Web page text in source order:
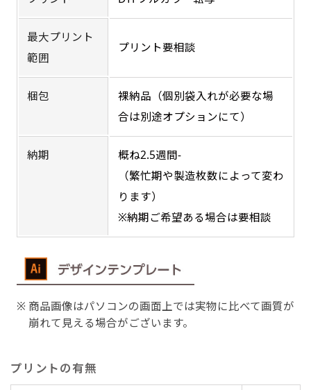
最大プリント
範囲
プリント要相談
梱包
裸納品（個別袋入れが必要な場
合は別途オプションにて）
納期
概ね2.5週間-
（繁忙期や製造枚数によって変わ
ります）
※納期ご希望ある場合は要相談
商品画像はパソコンの画面上では実物に比べて画質が
崩れて見える場合がございます。
プリントの有無
に宣伝できます。
4mまたは5mのポールが必要です。
吊り下げ旗(30x42)
掛け軸のように吊り下げ式にします。上部に棒袋
作成しパイプを入れてその間に紐を通します。壁
のぼりだけでなく、ポスターも作れます。
に宣伝できます。
4mまたは5mのポールが必要です。
吊り下げ旗(42x30)
掛け軸のように吊り下げ式にします。上部に棒袋
作成しパイプを入れてその間に紐を通します。壁
のぼりだけでなく、ポスターも作れます。
できる場合もあります。防炎加工、トロピカル
生地は対応不可です。